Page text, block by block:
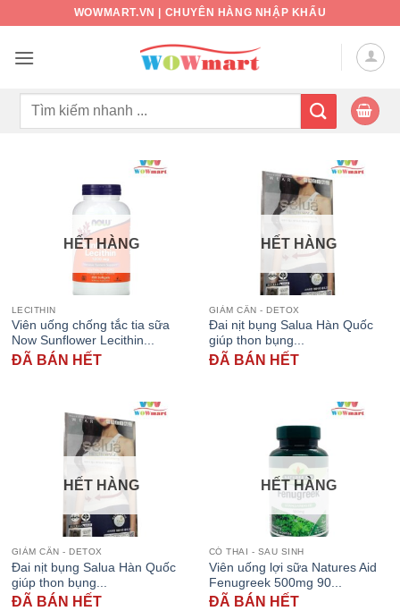
nội
WOWMART.VN | CHUYÊN HÀNG NHẬP KHẨU
Tìm
HẾT HÀNG
LECITHIN
Viên uống chống tắc tia sữa
Now Sunflower Lecithin...
ĐÃ BÁN HẾT
HẾT HÀNG
GIẢM CÂN - DETOX
Đai nịt bụng Salua Hàn Quốc
giúp thon bụng...
ĐÃ BÁN HẾT
HẾT HÀNG
GIẢM CÂN - DETOX
Đai nịt bụng Salua Hàn Quốc
giúp thon bụng...
ĐÃ BÁN HẾT
HẾT HÀNG
CÓ THAI - SAU SINH
Viên uống lợi sữa Natures Aid
Fenugreek 500mg 90...
ĐÃ BÁN HẾT